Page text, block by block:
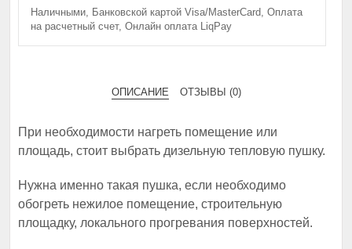
Наличными, Банковской картой Visa/MasterCard, Оплата
на расчетный счет, Онлайн оплата LiqPay
ОПИСАНИЕ ОТЗЫВЫ (0)
При необходимости нагреть помещение или
площадь, стоит выбрать дизельную тепловую пушку.
Нужна именно такая пушка, если необходимо
обогреть нежилое помещение, строительную
площадку, локального прогревания поверхностей.